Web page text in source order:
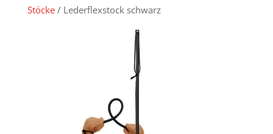
Stöcke/ Lederflexstock schwarz